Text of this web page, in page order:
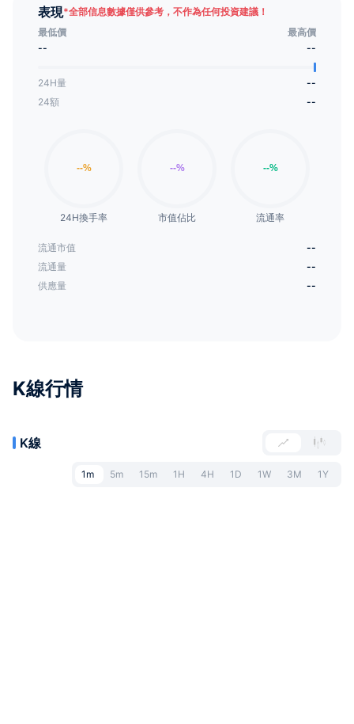
表現*全部信息數據僅供參考，不作為任何投資建議！
最低價
最高價
--
--
24H量
--
24額
--
24H換手率 市值佔比 流通率
流通市值
--
流通量
--
供應量
--
K線行情
K線
1m 5m 15m 1H 4H 1D 1W 3M 1Y